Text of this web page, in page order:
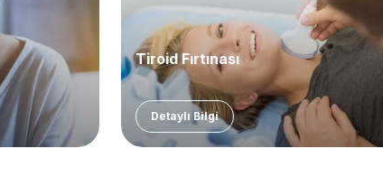
Tiroid Fırtınası
Detaylı Bilgi